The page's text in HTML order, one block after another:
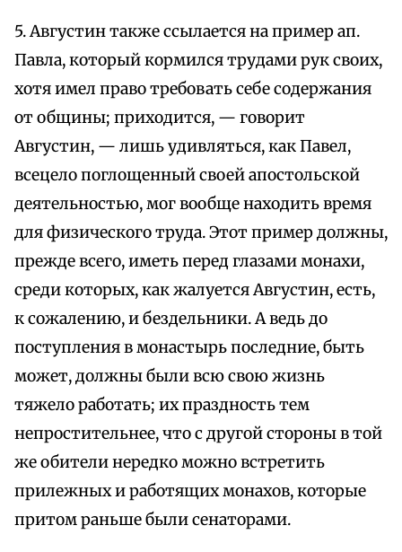
5. Августин также ссылается на пример ап.
Павла, который кормился трудами рук своих,
хотя имел право требовать себе содержания
от общины; приходится, — говорит
Августин, — лишь удивляться, как Павел,
всецело поглощенный своей апостольской
деятельностью, мог вообще находить время
для физического труда. Этот пример должны,
прежде всего, иметь перед глазами монахи,
среди которых, как жалуется Августин, есть,
к сожалению, и бездельники. А ведь до
поступления в монастырь последние, быть
может, должны были всю свою жизнь
тяжело работать; их праздность тем
непростительнее, что с другой стороны в той
же обители нередко можно встретить
прилежных и работящих монахов, которые
притом раньше были сенаторами.